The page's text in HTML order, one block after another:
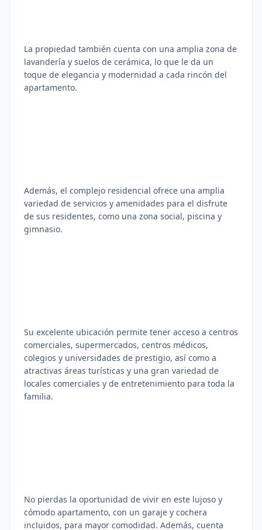
La propiedad también cuenta con una amplia zona de
lavandería y suelos de cerámica, lo que le da un
toque de elegancia y modernidad a cada rincón del
apartamento.
Además, el complejo residencial ofrece una amplia
variedad de servicios y amenidades para el disfrute
de sus residentes, como una zona social, piscina y
gimnasio.
Su excelente ubicación permite tener acceso a centros
comerciales, supermercados, centros médicos,
colegios y universidades de prestigio, así como a
atractivas áreas turísticas y una gran variedad de
locales comerciales y de entretenimiento para toda la
familia.
No pierdas la oportunidad de vivir en este lujoso y
cómodo apartamento, con un garaje y cochera
incluidos, para mayor comodidad. Además, cuenta